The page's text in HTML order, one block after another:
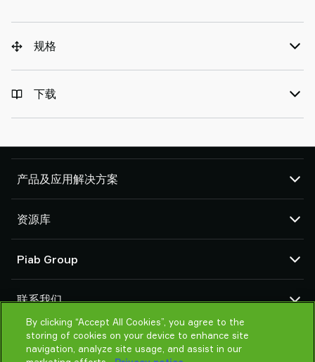
规格
下载
产品及应用解决方案
吸盘和软爪
机器人臂端工具 (EOAT) 部件
机器人和 Cobot 抓取解决方案
系统和解决方案配件
粉末和大颗粒物品真空输送机
资源库
产品在线配置
货物销售通用条款
隐私声明
Piab Group
组织结构
行为准则
Piab 新闻
联系我们
联系我们
找寻Piab 伙伴
By clicking “Accept All Cookies”, you agree to the
storing of cookies on your device to enhance site
navigation, analyze site usage, and assist in our